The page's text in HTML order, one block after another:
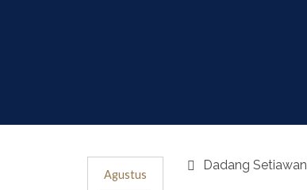
Agustus
Dadang Setiawan